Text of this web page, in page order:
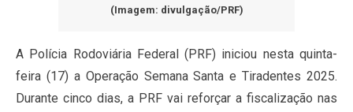
(Imagem: divulgação/PRF)
A Polícia Rodoviária Federal (PRF) iniciou nesta quinta-
feira (17) a Operação Semana Santa e Tiradentes 2025.
Durante cinco dias, a PRF vai reforçar a fiscalização nas